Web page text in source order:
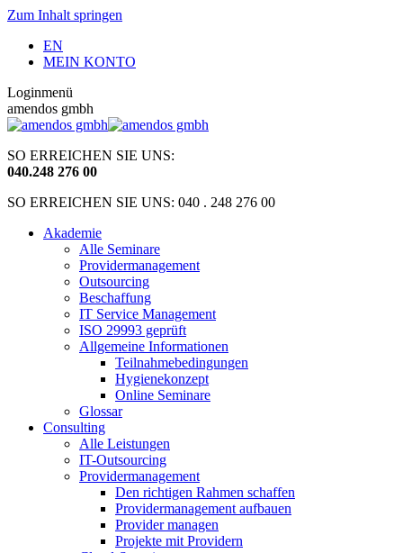
Zum Inhalt springen
EN
MEIN KONTO
Loginmenü
amendos gmbh
SO ERREICHEN SIE UNS:
040.248 276 00
SO ERREICHEN SIE UNS: 040 . 248 276 00
Akademie
Alle Seminare
Providermanagement
Outsourcing
Beschaffung
IT Service Management
ISO 29993 geprüft
Allgemeine Informationen
Teilnahmebedingungen
Hygienekonzept
Online Seminare
Glossar
Consulting
Alle Leistungen
IT-Outsourcing
Providermanagement
Den richtigen Rahmen schaffen
Providermanagement aufbauen
Provider managen
Projekte mit Providern